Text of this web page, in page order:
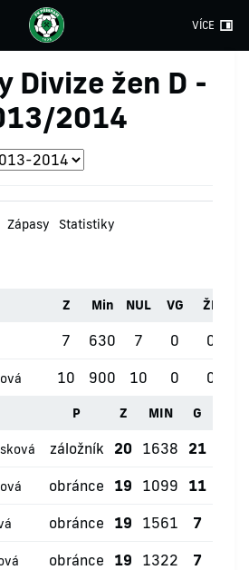
VÍCE
Divize žen D -
2014
Zápasy Statistiky
Z Min NUL VG ŽK
7 630 7 0 0
10 900 10 0 0
P Z MIN G
záložník 20 1638 21
obránce 19 1099 11
obránce 19 1561 7
obránce 19 1322 7